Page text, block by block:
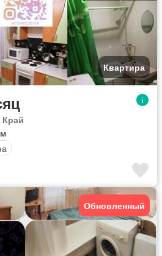
Квартира
Край
Обновленный